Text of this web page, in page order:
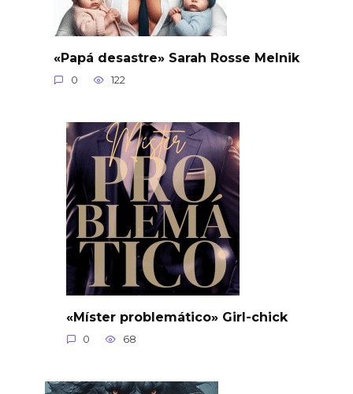
«Papá desastre» Sarah Rosse Melnik
0 122
«Míster problemático» Girl-chick
0 68